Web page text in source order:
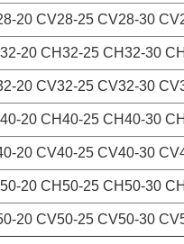
20 CV28-25 CV28-30
20 CH32-25 CH32-30
20 CV32-25 CV32-30
20 CH40-25 CH40-30
20 CV40-25 CV40-30
20 CH50-25 CH50-30
20 CV50-25 CV50-30